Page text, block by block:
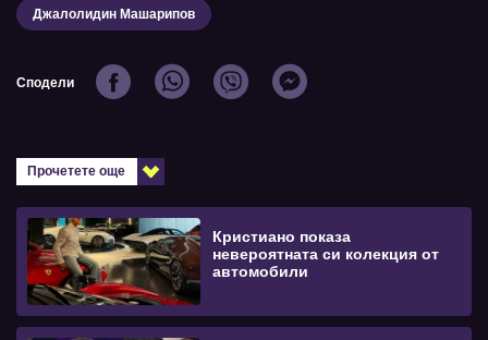
Джалолидин Машарипов
Сподели
Прочетете още
Кристиано показа
невероятната си колекция от
автомобили